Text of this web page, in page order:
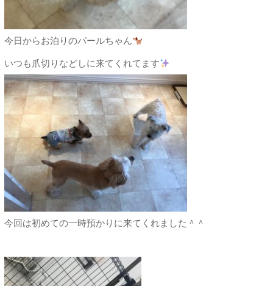
今日からお泊りのパールちゃん
いつも爪切りなどしに来てくれてます
今回は初めての一時預かりに来てくれました＾＾